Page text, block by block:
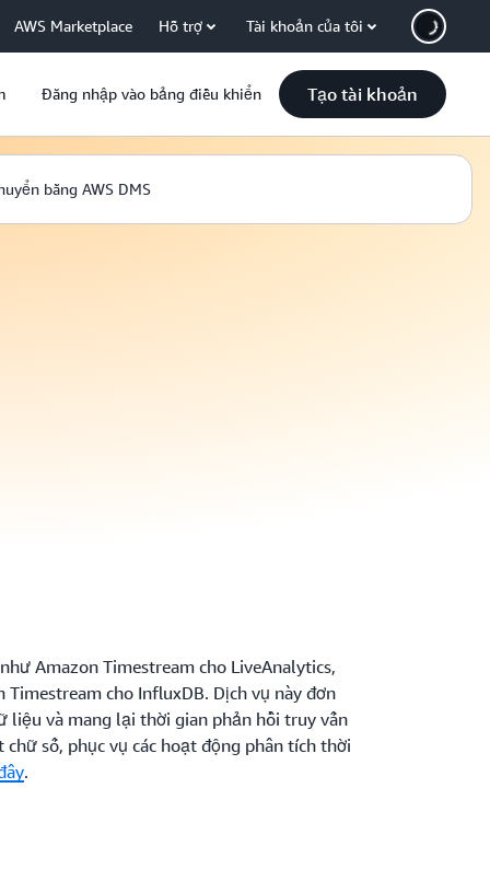
AWS Marketplace Hỗ trợ Tài khoản của tôi
Đăng nhập vào bảng điều khiển Tạo tài khoản
bằng AWS DMS
Amazon Timestream cho LiveAnalytics,
Timestream cho InfluxDB. Dịch vụ này đơn
liệu và mang lại thời gian phản hồi truy vấn
số, phục vụ các hoạt động phân tích thời
.